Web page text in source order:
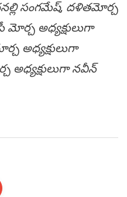
సంగమేష్, దళితమోర్చ
మోర్చ అధ్యక్షులుగా
అధ్యక్షులుగా
అధ్యక్షులుగా నవీన్